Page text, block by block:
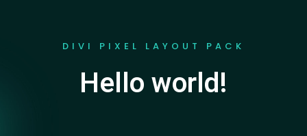
DIVI PIXEL LAYOUT PACK
Hello world!